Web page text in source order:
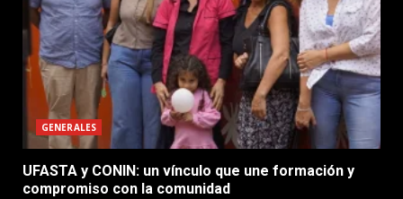
GENERALES
UFASTA y CONIN: un vínculo que une formación y
compromiso con la comunidad